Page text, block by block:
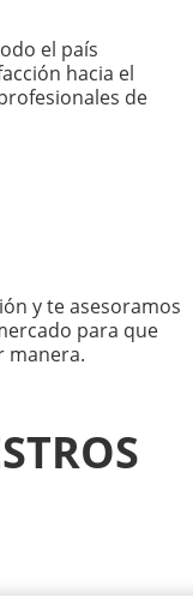
el país
hacia el
de
y te asesoramos
para que
manera.